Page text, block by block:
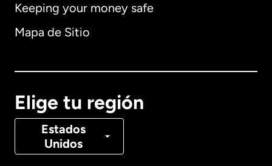
Keeping your money safe
Mapa de Sitio
Elige tu región
Estados
Unidos
Alemania
Canadá Français